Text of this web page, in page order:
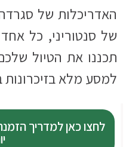
האדריכלות של
של סנטוריני, כל
תכננו את הטיול
למסע מלא
לחצו כאן למדריך